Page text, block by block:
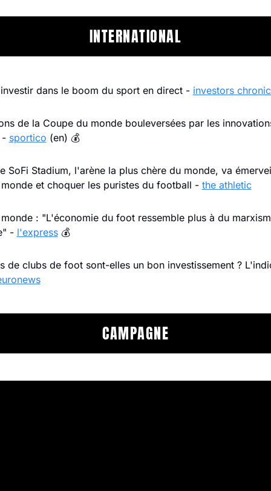
INTERNATIONAL
dans le boom du sport en direct - investors
de la Coupe du monde bouleversées par les
- sportico (en) 💰
SoFi Stadium, l'arène la plus chère du monde, va
et choquer les puristes du football - the athletic
: "L'économie du foot ressemble plus à du
- l'express 💰
de clubs de foot sont-elles un bon investissement ?
CAMPAGNE